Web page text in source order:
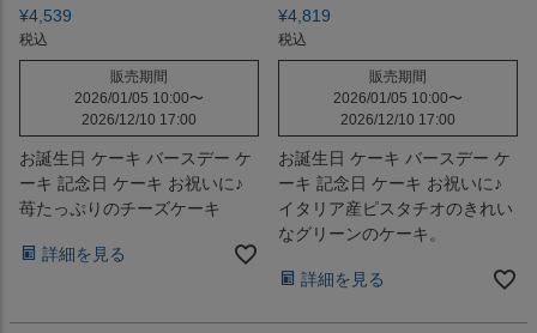
¥4,539
税込
販売期間
2026/01/05 10:00〜
2026/12/10 17:00
お誕生日 ケーキ バースデー ケ
ーキ 記念日 ケーキ お祝いに♪
苺たっぷりのチーズケーキ
詳細を見る
¥4,819
税込
販売期間
2026/01/05 10:00〜
2026/12/10 17:00
お誕生日 ケーキ バースデー ケ
ーキ 記念日 ケーキ お祝いに♪
イタリア産ピスタチオのきれい
なグリーンのケーキ。
詳細を見る